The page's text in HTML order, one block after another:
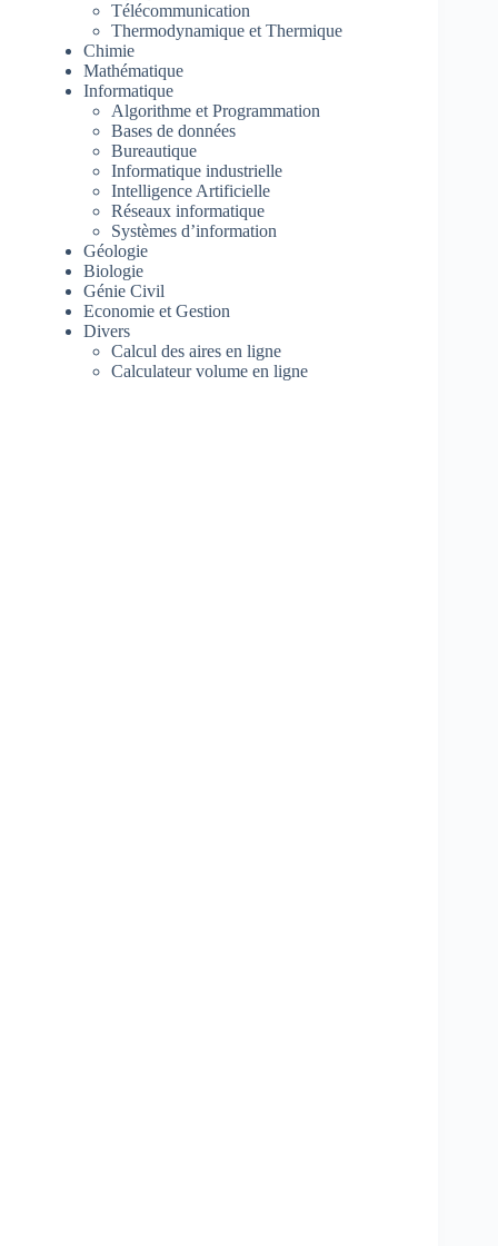
Télécommunication
Thermodynamique et Thermique
Chimie
Mathématique
Informatique
Algorithme et Programmation
Bases de données
Bureautique
Informatique industrielle
Intelligence Artificielle
Réseaux informatique
Systèmes d’information
Géologie
Biologie
Génie Civil
Economie et Gestion
Divers
Calcul des aires en ligne
Calculateur volume en ligne